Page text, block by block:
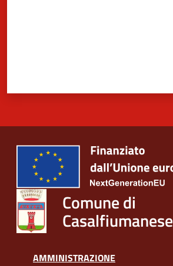
Comune di
Casalfiumanese
AMMINISTRAZIONE